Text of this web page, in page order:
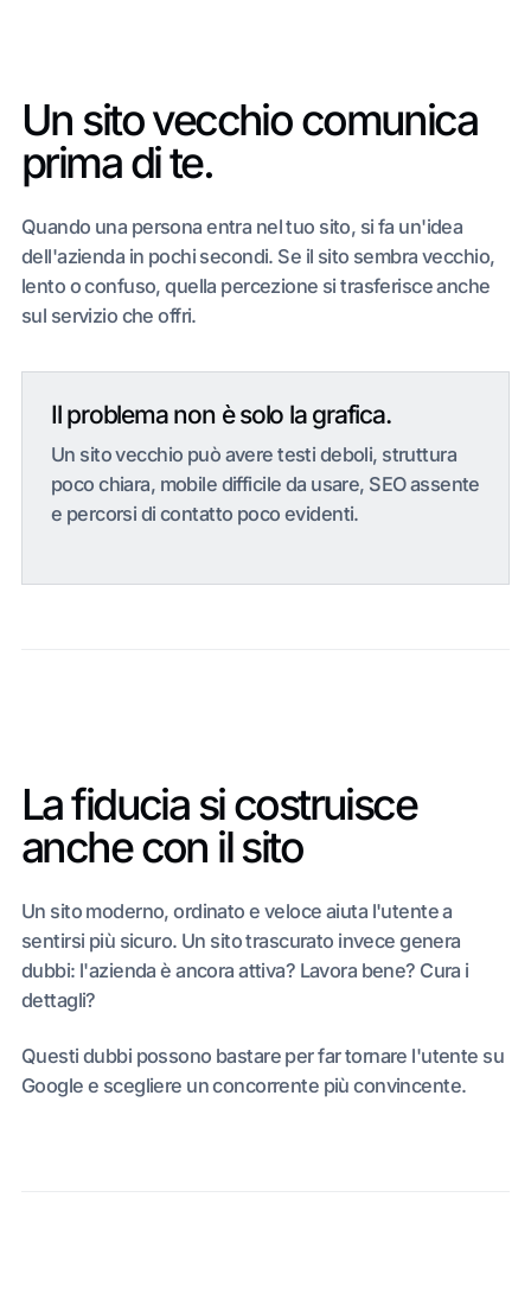
Un sito vecchio comunica
prima di te.
Quando una persona entra nel tuo sito, si fa un'idea
dell'azienda in pochi secondi. Se il sito sembra vecchio,
lento o confuso, quella percezione si trasferisce anche
sul servizio che offri.
Il problema non è solo la grafica.
Un sito vecchio può avere testi deboli, struttura
poco chiara, mobile difficile da usare, SEO assente
e percorsi di contatto poco evidenti.
La fiducia si costruisce
anche con il sito
Un sito moderno, ordinato e veloce aiuta l'utente a
sentirsi più sicuro. Un sito trascurato invece genera
dubbi: l'azienda è ancora attiva? Lavora bene? Cura i
dettagli?
Questi dubbi possono bastare per far tornare l'utente su
Google e scegliere un concorrente più convincente.